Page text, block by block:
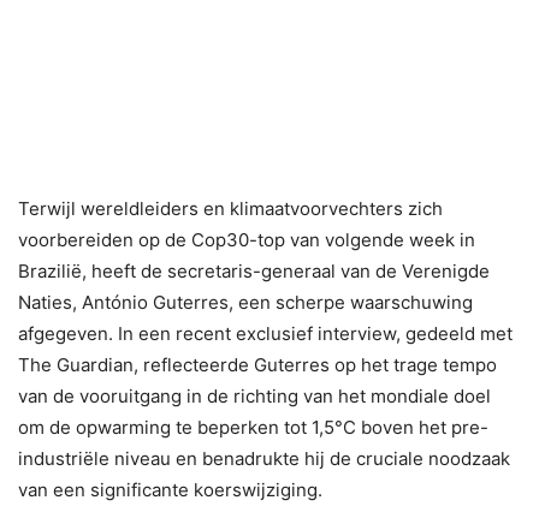
Terwijl wereldleiders en klimaatvoorvechters zich
voorbereiden op de Cop30-top van volgende week in
Brazilië, heeft de secretaris-generaal van de Verenigde
Naties, António Guterres, een scherpe waarschuwing
afgegeven. In een recent exclusief interview, gedeeld met
The Guardian, reflecteerde Guterres op het trage tempo
van de vooruitgang in de richting van het mondiale doel
om de opwarming te beperken tot 1,5°C boven het pre-
industriële niveau en benadrukte hij de cruciale noodzaak
van een significante koerswijziging.